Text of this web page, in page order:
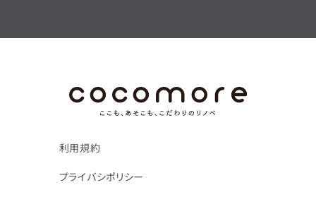
利用規約
プライバシポリシー